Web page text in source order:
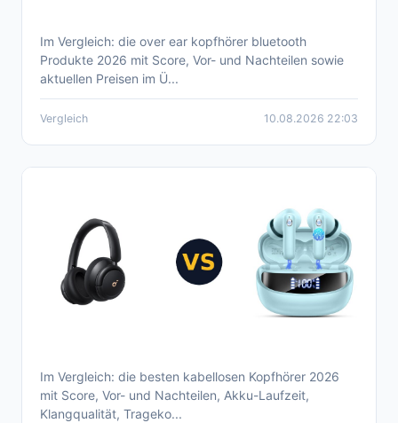
Aktueller over ear kopfhörer bluetooth
Produkte Vergleich 2026
Im Vergleich: die over ear kopfhörer bluetooth
Produkte 2026 mit Score, Vor- und Nachteilen sowie
aktuellen Preisen im Ü...
Vergleich 10.08.2026 22:03
Aktueller Beste Kabellose Kopfhörer
Produkte Vergleich 2026
Im Vergleich: die besten kabellosen Kopfhörer 2026
mit Score, Vor- und Nachteilen, Akku-Laufzeit,
Klangqualität, Trageko...